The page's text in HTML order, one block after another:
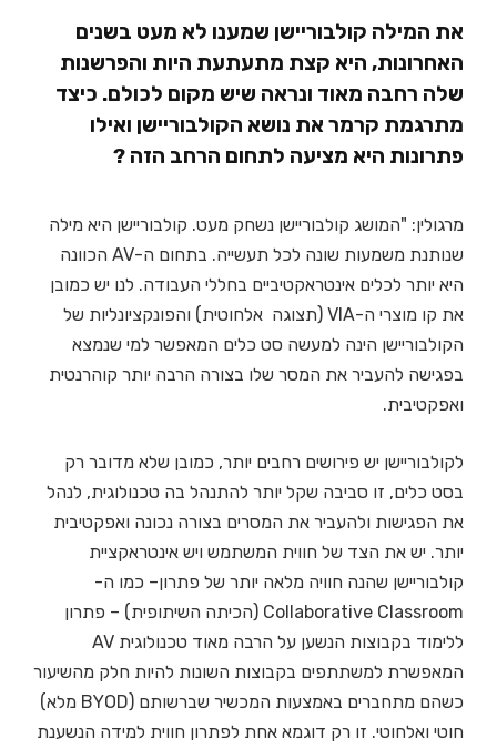
את המילה קולבוריישן שמענו לא מעט בשנים
האחרונות, היא קצת מתעתעת היות והפרשנות
שלה רחבה מאוד ונראה שיש מקום לכולם. כיצד
מתרגמת קרמר את נושא הקולבוריישן ואילו
פתרונות היא מציעה לתחום הרחב הזה ?
מרגולין: "המושג קולבוריישן נשחק מעט. קולבוריישן היא מילה
שנותנת משמעות שונה לכל תעשייה. בתחום ה-AV הכוונה
היא יותר לכלים אינטראקטיביים בחללי העבודה. לנו יש כמובן
את קו מוצרי ה-VIA (תצוגה אלחוטית) והפונקציונליות של
הקולבוריישן הינה למעשה סט כלים המאפשר למי שנמצא
בפגישה להעביר את המסר שלו בצורה הרבה יותר קוהרנטית
ואפקטיבית.
לקולבוריישן יש פירושים רחבים יותר, כמובן שלא מדובר רק
בסט כלים, זו סביבה שקל יותר להתנהל בה טכנולוגית, לנהל
את הפגישות ולהעביר את המסרים בצורה נכונה ואפקטיבית
יותר. יש את הצד של חווית המשתמש ויש אינטראקציית
קולבוריישן שהנה חוויה מלאה יותר של פתרון– כמו ה-
Collaborative Classroom (הכיתה השיתופית) – פתרון
ללימוד בקבוצות הנשען על הרבה מאוד טכנולוגית AV
המאפשרת למשתתפים בקבוצות השונות להיות חלק מהשיעור
כשהם מתחברים באמצעות המכשיר שברשותם (BYOD מלא)
חוטי ואלחוטי. זו רק דוגמא אחת לפתרון חווית למידה הנשענת